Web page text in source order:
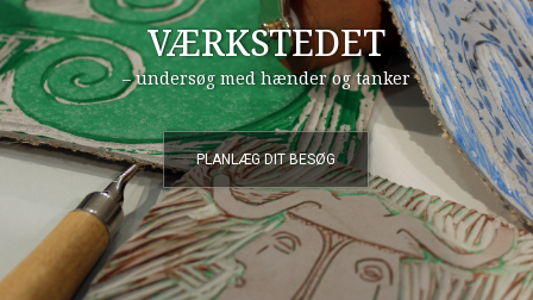
VÆRKSTEDET
PLANLÆG DIT BESØG
– undersøg med hænder og tanker